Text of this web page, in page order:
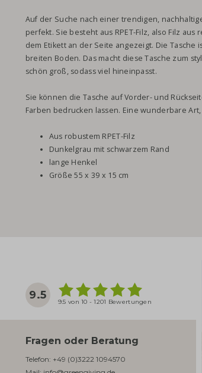
Auf der Suche nach einer trendigen,
perfekt. Sie besteht aus RPET-Filz, also Filz aus
dem Etikett an der Seite angezeigt. Die
breiten Boden. Das macht diese Tasche zum
schön groß, sodass viel hineinpasst.
Sie können die Tasche auf Vorder- und
Farben bedrucken lassen. Eine wunderbare
Aus robustem RPET-Filz
Dunkelgrau mit schwarzem Rand
lange Henkel
Größe 55 x 39 x 15 cm
9.5
9.5 von 10 - 1201 Bewertungen
Fragen oder Beratung
Telefon: +49 (0)3222 1094570